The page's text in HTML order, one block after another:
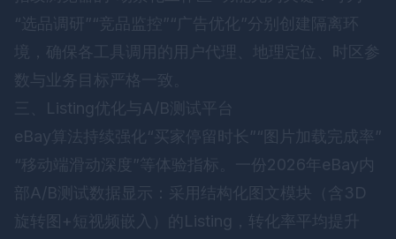
“选品调研”“竞品监控”“广告优化”分别创建隔离环
境，确保各工具调用的用户代理、地理定位、时区参
数与业务目标严格一致。
三、Listing优化与A/B测试平台
eBay算法持续强化“买家停留时长”“图片加载完成率”
“移动端滑动深度”等体验指标。一份2026年eBay内
部A/B测试数据显示：采用结构化图文模块（含3D
旋转图+短视频嵌入）的Listing，转化率平均提升